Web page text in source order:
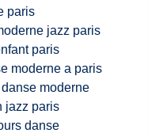
paris
jazz paris
paris
moderne a paris
moderne
jazz paris
danse